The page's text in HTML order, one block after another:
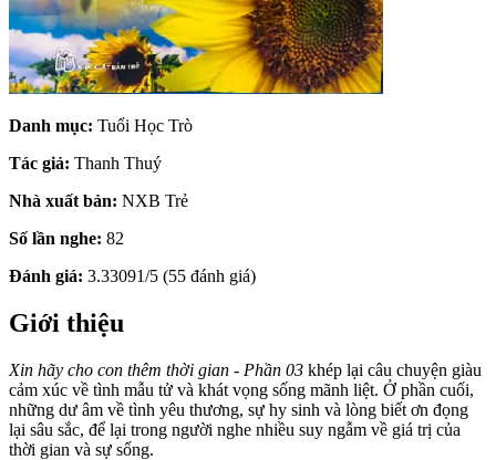
Danh mục: Tuổi Học Trò
Tác giả: Thanh Thuý
Nhà xuất bản: NXB Trẻ
Số lần nghe: 82
Đánh giá: 3.33091/5 (55 đánh giá)
Giới thiệu
Xin hãy cho con thêm thời gian - Phần 03 khép lại câu chuyện giàu
cảm xúc về tình mẫu tử và khát vọng sống mãnh liệt. Ở phần cuối,
những dư âm về tình yêu thương, sự hy sinh và lòng biết ơn đọng
lại sâu sắc, để lại trong người nghe nhiều suy ngẫm về giá trị của
thời gian và sự sống.